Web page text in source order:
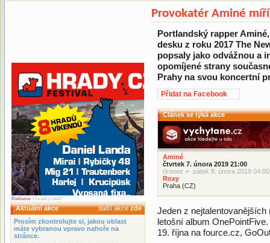
Reklama. Chcete ji také?
Aktuální akce další akcezde
Prosím zkontrolujte si, jakou oblast
máte vybranou vpravo nahoře na
stránce.
Provokatér Aminé
Portlandský rapper
desku z roku 2017 The
popsaly jako odvážnou a
opomíjené strany
Prahy na svou koncertní
Přidat na Facebook
Článek se týká akce
Aminé
čtvrtek 7. února 2019 21:00
(konec +- pátek 8. února 2019
Roxy
Praha (CZ)
Jeden z
letošní album
19. října na fource.cz,